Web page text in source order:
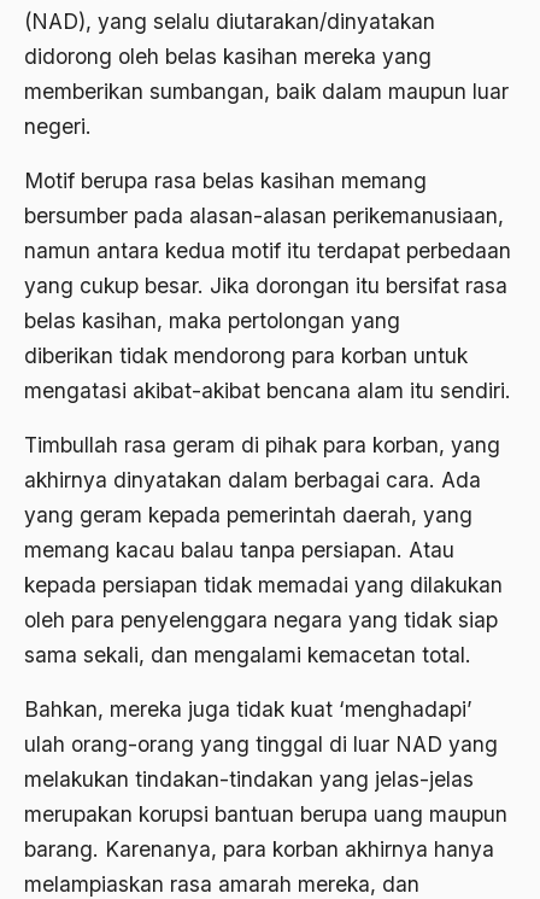
(NAD), yang selalu diutarakan/dinyatakan
didorong oleh belas kasihan mereka yang
memberikan sumbangan, baik dalam maupun luar
negeri.
Motif berupa rasa belas kasihan memang
bersumber pada alasan-alasan perikemanusiaan,
namun antara kedua motif itu terdapat perbedaan
yang cukup besar. Jika dorongan itu bersifat rasa
belas kasihan, maka pertolongan yang
diberikan tidak mendorong para korban untuk
mengatasi akibat-akibat bencana alam itu sendiri.
Timbullah rasa geram di pihak para korban, yang
akhirnya dinyatakan dalam berbagai cara. Ada
yang geram kepada pemerintah daerah, yang
memang kacau balau tanpa persiapan. Atau
kepada persiapan tidak memadai yang dilakukan
oleh para penyelenggara negara yang tidak siap
sama sekali, dan mengalami kemacetan total.
Bahkan, mereka juga tidak kuat ‘menghadapi’
ulah orang-orang yang tinggal di luar NAD yang
melakukan tindakan-tindakan yang jelas-jelas
merupakan korupsi bantuan berupa uang maupun
barang. Karenanya, para korban akhirnya hanya
melampiaskan rasa amarah mereka, dan
1984
1983
1979
1978
1976
1974
1973
1971
Administrasi Negara
Adnan Buyung Nasution
Adopsi
Advisors
Aera-Europa
Afganistan
Afiliasi Kultural
Afrika
Afrika utara
agama
Agama & Negara
Agama Asli
Agama Asli Indonesia
Agama dan Negara
Agama dan negaraa
Agama dan Pemerintah
Agama dan Politik
Agama dan Praktis